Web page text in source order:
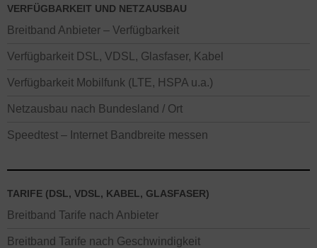
VERFÜGBARKEIT UND NETZAUSBAU
Breitband Anbieter – Verfügbarkeit
Verfügbarkeit DSL, VDSL, Glasfaser, Kabel
Verfügbarkeit Mobilfunk (LTE, HSPA u.a.)
Netzausbau nach Bundesland / Ort
Speedtest – Internet Bandbreite messen
TARIFE (DSL, VDSL, KABEL, GLASFASER)
Breitband Tarife nach Anbieter
Breitband Tarife nach Geschwindigkeit